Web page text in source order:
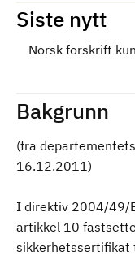
Siste nytt
Norsk forskrift
Bakgrunn
(fra
16.12.2011)
I direktiv 2004/49/
artikkel 10
sikkerhetssertifikat